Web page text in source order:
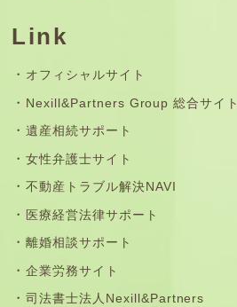
Link
オフィシャルサイト
Nexill&Partners Group 総合サイト
遺産相続サポート
女性弁護士サイト
不動産トラブル解決NAVI
医療経営法律サポート
離婚相談サポート
企業労務サイト
司法書士法人Nexill&Partners